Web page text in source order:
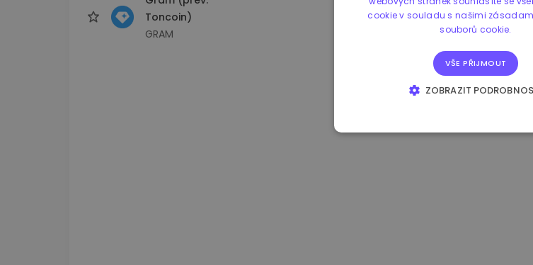
Toncoin)
GRAM
1.180000 € +1.90%
cookie v souladu s našimi
souborů cookie.
VŠE PŘIJMOUT
ZOBRAZIT